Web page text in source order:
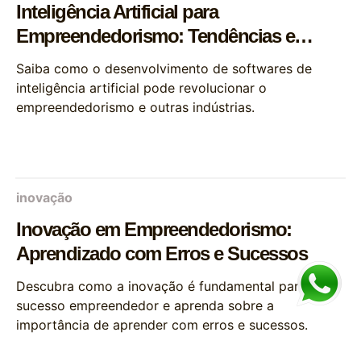
Inteligência Artificial para
Empreendedorismo: Tendências e
Oportunidades
Saiba como o desenvolvimento de softwares de
inteligência artificial pode revolucionar o
empreendedorismo e outras indústrias.
inovação
Inovação em Empreendedorismo:
Aprendizado com Erros e Sucessos
Descubra como a inovação é fundamental para o
sucesso empreendedor e aprenda sobre a
importância de aprender com erros e sucessos.